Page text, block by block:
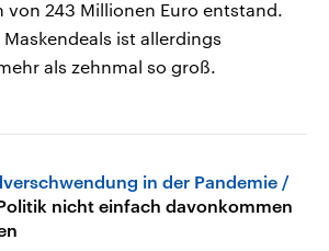
von 243 Millionen Euro entstand.
ist allerdings
als zehnmal so groß.
in der Pandemie
nicht einfach davonkommen